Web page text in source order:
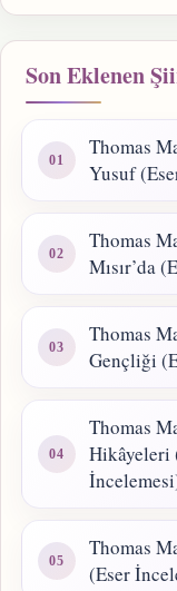
Son Eklenen
Thomas
Yusuf
Thomas
Mısır’da
Thomas
Gençliği
Thomas
Hikâyeleri
Thomas
(Eser